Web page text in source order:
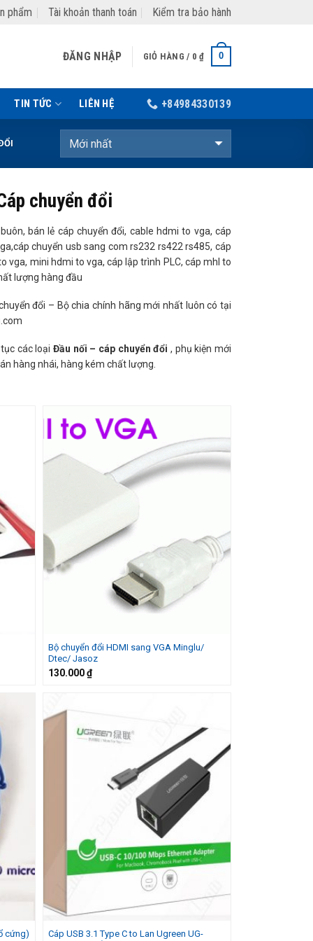
phẩm Tài khoản thanh toán Kiểm tra bảo hành
ĐĂNG NHẬP GIỎ HÀNG / 0₫ 0
TIN TỨC LIÊN HỆ +84984330139
chuyển đổi
bán lẻ cáp chuyển đổi, cable hdmi to vga, cáp
chuyển usb sang com rs232 rs422 rs485, cáp
vga, mini hdmi to vga, cáp lập trình PLC, cáp mhl to
lượng hàng đầu
đổi – Bộ chia chính hãng mới nhất luôn có tại
các loại Đầu nối – cáp chuyển đổi , phụ kiện mới
hàng nhái, hàng kém chất lượng.
Bộ chuyển đổi HDMI sang VGA Minglu/
Dtec/ Jasoz
130.000₫
cứng)
Cáp USB 3.1 Type C to Lan Ugreen UG-